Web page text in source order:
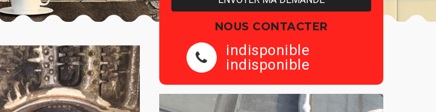
NOUS CONTACTER
indisponible
indisponible